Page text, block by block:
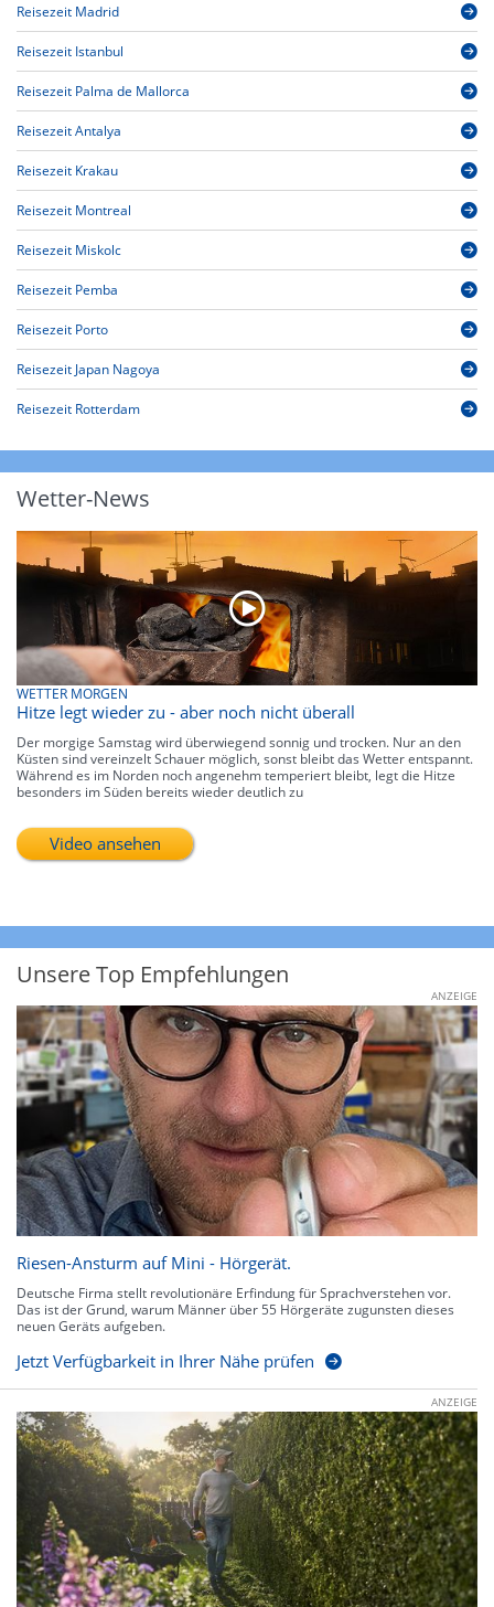
Reisezeit Madrid
Reisezeit Istanbul
Reisezeit Palma de Mallorca
Reisezeit Antalya
Reisezeit Krakau
Reisezeit Montreal
Reisezeit Miskolc
Reisezeit Pemba
Reisezeit Porto
Reisezeit Japan Nagoya
Reisezeit Rotterdam
Wetter-News
WETTER MORGEN
Hitze legt wieder zu - aber noch nicht überall
Der morgige Samstag wird überwiegend sonnig und trocken. Nur an den
Küsten sind vereinzelt Schauer möglich, sonst bleibt das Wetter entspannt.
Während es im Norden noch angenehm temperiert bleibt, legt die Hitze
besonders im Süden bereits wieder deutlich zu
Video ansehen
Unsere Top Empfehlungen
ANZEIGE
Riesen-Ansturm auf Mini - Hörgerät.
Deutsche Firma stellt revolutionäre Erfindung für Sprachverstehen vor.
Das ist der Grund, warum Männer über 55 Hörgeräte zugunsten dieses
neuen Geräts aufgeben.
Jetzt Verfügbarkeit in Ihrer Nähe prüfen
ANZEIGE